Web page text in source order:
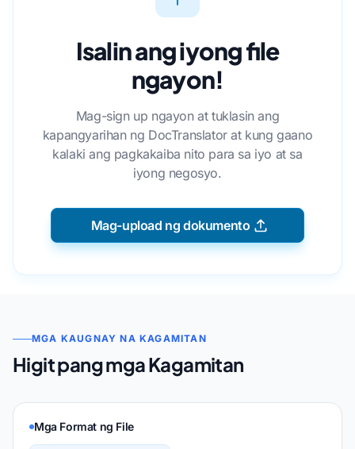
Isalin ang iyong file
ngayon!
Mag-sign up ngayon at tuklasin ang
kapangyarihan ng DocTranslator at kung gaano
kalaki ang pagkakaiba nito para sa iyo at sa
iyong negosyo.
Mag-upload ng dokumento
MGA KAUGNAY NA KAGAMITAN
Higit pang mga Kagamitan
Mga Format ng File